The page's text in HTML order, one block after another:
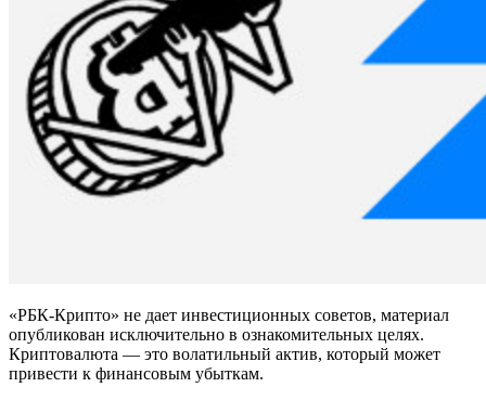
«РБК-Крипто» не дает инвестиционных советов, материал
опубликован исключительно в ознакомительных целях.
Криптовалюта — это волатильный актив, который может
привести к финансовым убыткам.